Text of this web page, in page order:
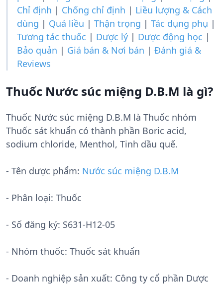
Chỉ định | Chống chỉ định | Liều lượng & Cách
dùng | Quá liều | Thận trọng | Tác dụng phụ |
Tương tác thuốc | Dược lý | Dược động học |
Bảo quản | Giá bán & Nơi bán | Đánh giá &
Reviews
Thuốc Nước súc miệng D.B.M là gì?
Thuốc Nước súc miệng D.B.M là Thuốc nhóm
Thuốc sát khuẩn có thành phần Boric acid,
sodium chloride, Menthol, Tinh dầu quế.
- Tên dược phẩm: Nước súc miệng D.B.M
- Phân loại: Thuốc
- Số đăng ký: S631-H12-05
- Nhóm thuốc: Thuốc sát khuẩn
- Doanh nghiệp sản xuất: Công ty cổ phần Dược